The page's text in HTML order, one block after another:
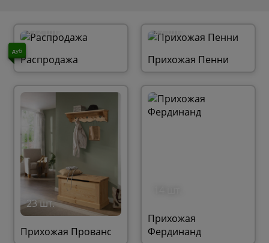
272 шт.
Распродажа
дуб
27 шт.
Прихожая Пенни
23 шт.
Прихожая Прованс
Прихожая
Фердинанд